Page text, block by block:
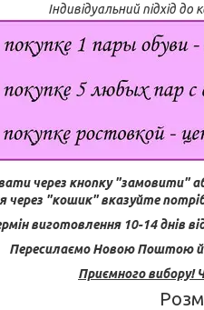
Індивідуальний підхід
через кнопку "замовити"
через "кошик" вказуйте
виготовлення 10-14 днів
Пересилаємо Новою Поштою
Приємного вибору!